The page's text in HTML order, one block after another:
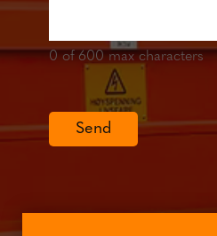
0of 600 max characters
Send